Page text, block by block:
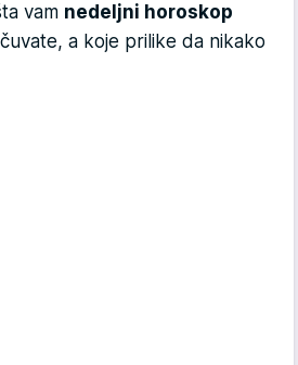
vam nedeljni horoskop
a koje prilike da nikako